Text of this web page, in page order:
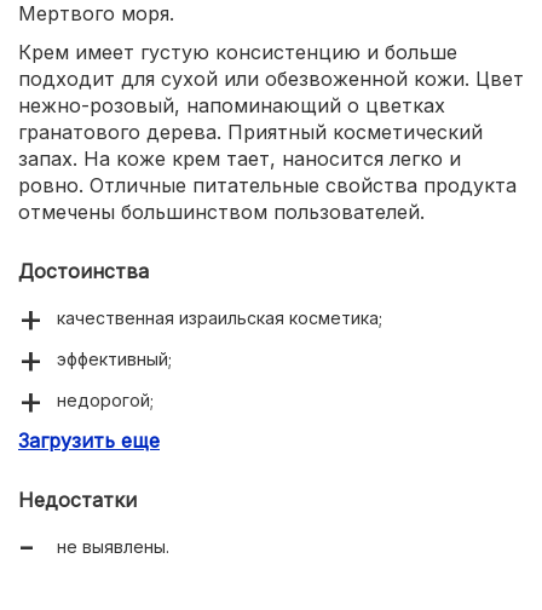
Мертвого моря.
Крем имеет густую консистенцию и больше
подходит для сухой или обезвоженной кожи. Цвет
нежно-розовый, напоминающий о цветках
гранатового дерева. Приятный косметический
запах. На коже крем тает, наносится легко и
ровно. Отличные питательные свойства продукта
отмечены большинством пользователей.
Достоинства
качественная израильская косметика;
эффективный;
недорогой;
освежает и питает;
Загрузить еще
Недостатки
не выявлены.